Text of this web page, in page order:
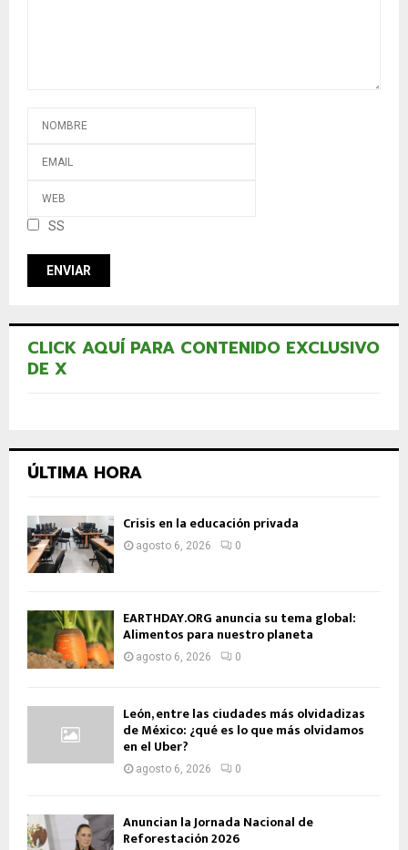
SS
CLICK AQUÍ PARA CONTENIDO EXCLUSIVO
DE X
ÚLTIMA HORA
Crisis en la educación privada
agosto 6, 2026 0
EARTHDAY.ORG anuncia su tema global:
Alimentos para nuestro planeta
agosto 6, 2026 0
León, entre las ciudades más olvidadizas
de México: ¿qué es lo que más olvidamos
en el Uber?
agosto 6, 2026 0
Anuncian la Jornada Nacional de
Reforestación 2026